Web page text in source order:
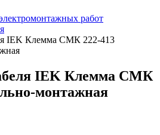
работ
IEK Клемма СМК 222-413
IEK Клемма СМК
монтажная